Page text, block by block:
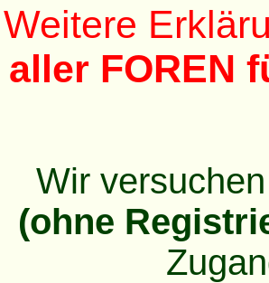
Weitere
aller FOREN
Wir
(ohne